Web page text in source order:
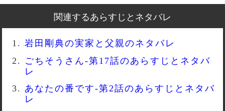
関連するあらすじとネタバレ
岩田剛典の実家と父親のネタバレ
ごちそうさん-第17話のあらすじとネタバ
レ
あなたの番です-第2話のあらすじとネタバ
レ